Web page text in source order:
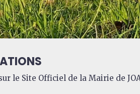
le Site Officiel de la Mairie de